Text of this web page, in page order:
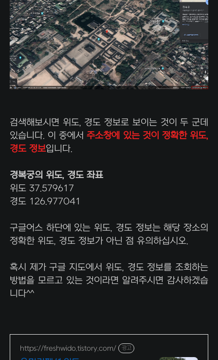
검색해보시면 위도, 경도 정보로 보이는 것이 두 군데
있습니다. 이 중에서주소창에 있는 것이 정확한 위도,
경도 정보입니다.
경복궁의 위도, 경도 좌표
위도 37.579617
경도 126.977041
구글어스 하단에 있는 위도, 경도 정보는 해당 장소의
정확한 위도, 경도 정보가 아닌 점 유의하십시오.
혹시 제가 구글 지도에서 위도, 경도 정보를 조회하는
방법을 모르고 있는 것이라면 알려주시면 감사하겠습
니다^^
https://freshwido.tistory.com/ 광고